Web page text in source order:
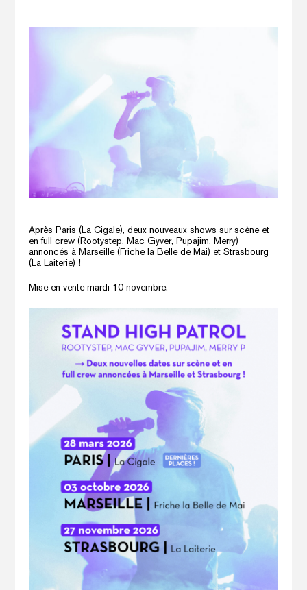
Après Paris (La Cigale), deux nouveaux shows sur scène et
en full crew (Rootystep, Mac Gyver, Pupajim, Merry)
annoncés à Marseille (Friche la Belle de Mai) et Strasbourg
(La Laiterie) !
Mise en vente mardi 10 novembre.